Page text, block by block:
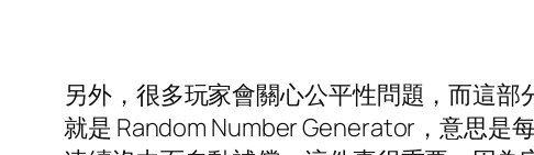
另外，很多玩家會關心公平性問題，而這部
就是 Random Number Generator，意思是